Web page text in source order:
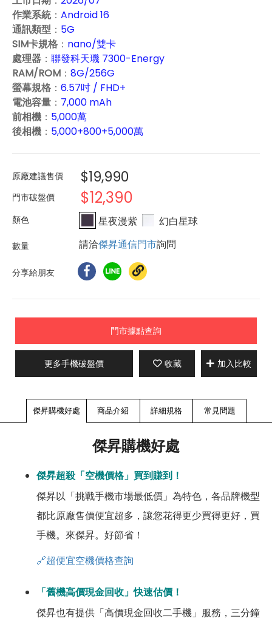
作業系統： Android 16
通訊類型 ： 5G
SIM卡規格 ： nano/雙卡
處理器 ： 聯發科天璣 7300-Energy
RAM/ROM ： 8G/256G
螢幕規格 ： 6.57吋 / FHD+
電池容量 ： 7,000 mAh
前相機 ： 5,000萬
後相機 ： 5,000+800+5,000萬
原廠建議售價 $19,990
門市破盤價 $12,390
星夜漫紫
幻白星球
請洽傑昇通信門市詢問
分享給朋友
門市據點查詢
更多手機破盤價 收藏 加入比較
傑昇購機好處 商品介紹 詳細規格 常見問題
傑昇購機好處
傑昇超殺「空機價格」買到賺到！
傑昇以「挑戰手機市場最低價」為特色，各品牌機型
都比原廠售價便宜超多，讓您花得更少買得更好，買
手機。來傑昇。好節省！
🔗超便宜空機價格查詢
「舊機高價現金回收」快速估價！
傑昇也有提供「高價現金回收二手機」服務，三分鐘